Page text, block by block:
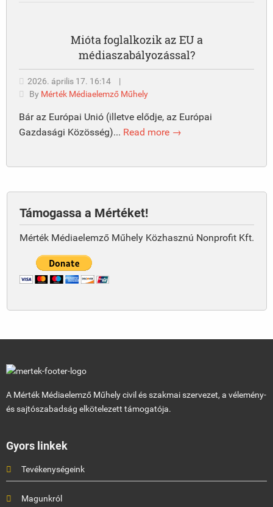
Mióta foglalkozik az EU a
médiaszabályozással?
2026. április 17. 16:14
|
By Mérték Médiaelemző Műhely
Bár az Európai Unió (illetve elődje, az Európai
Gazdasági Közösség)... Read more →
Támogassa a Mértéket!
Mérték Médiaelemző Műhely Közhasznú Nonprofit Kft.
A Mérték Médiaelemző Műhely civil és szakmai szervezet, a vélemény-
és sajtószabadság elkötelezett támogatója.
Gyors linkek
Tevékenységeink
Magunkról